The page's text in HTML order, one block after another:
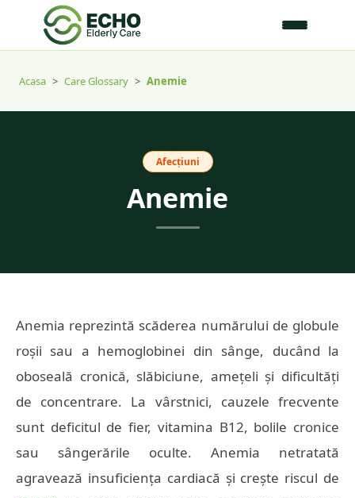
Acasa > Care Glossary > Anemie
Afecțiuni
Anemie
Anemia reprezintă scăderea numărului de globule
roșii sau a hemoglobinei din sânge, ducând la
oboseală cronică, slăbiciune, amețeli și dificultăți
de concentrare. La vârstnici, cauzele frecvente
sunt deficitul de fier, vitamina B12, bolile cronice
sau sângerările oculte. Anemia netratată
agravează insuficiența cardiacă și crește riscul de